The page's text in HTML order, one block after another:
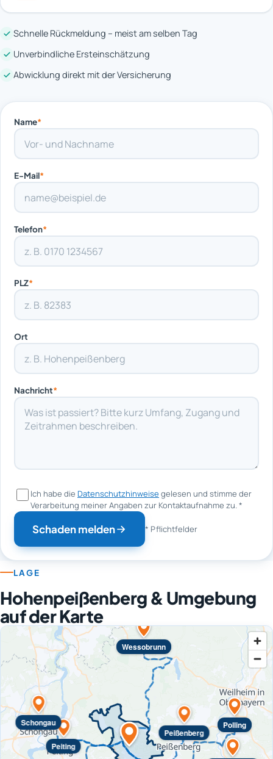
Schnelle Rückmeldung – meist am selben Tag
Unverbindliche Ersteinschätzung
Abwicklung direkt mit der Versicherung
Name*
E-Mail*
Telefon*
PLZ*
Ort
Nachricht*
Ich habe die Datenschutzhinweise gelesen und stimme der
Verarbeitung meiner Angaben zur Kontaktaufnahme zu.*
Schaden melden * Pflichtfelder
LAGE
Hohenpeißenberg & Umgebung
auf der Karte
Peißenberg
Peiting
Schongau
Wessobrunn
Polling